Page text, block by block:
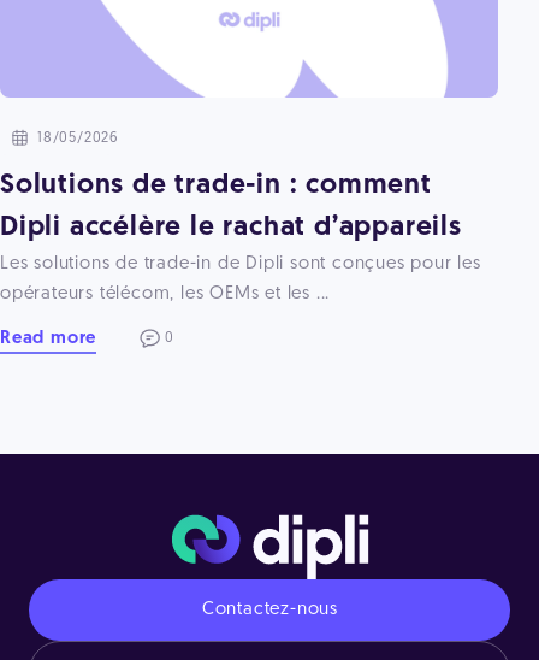
18/05/2026
Solutions de trade-in : comment
Dipli accélère le rachat d’appareils
Les solutions de trade-in de Dipli sont conçues pour les
opérateurs télécom, les OEMs et les ...
Read more 0
Contactez-nous